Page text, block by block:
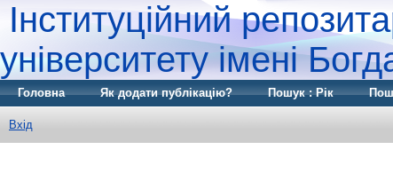
Інституційний
університету імені
Головна Як додати публікацію? Пошук : Рік
Вхід